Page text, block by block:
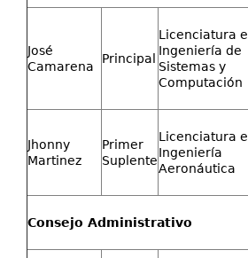
José
Camarena
Principal
Licenciatura
Ingeniería de
Sistemas y
Computación
Jhonny
Martinez
Primer
Suplente
Licenciatura
Ingeniería
Aeronáutica
Consejo Administrativo